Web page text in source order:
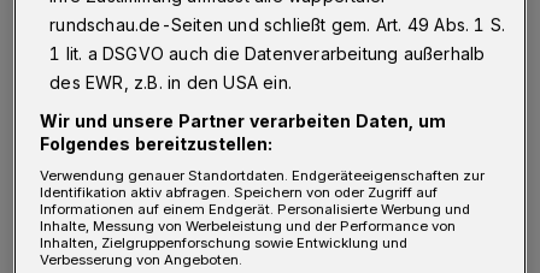
Fenster und Fassaden wurden erneuert und
energetisch verbessert. Neue Sanitär- und
Belüftungsanlagen stehen den Nutzern jetzt
zur Verfügung. Entsprechend seiner neuen
Nutzung ist das komplette Haus nach dem
Umbau barrierefrei, dafür sorgen ein neuer
Aufzug und ein Behinderten-WC. Die
rundschau.de-Seiten und schließt gem. Art. 49 Abs. 1 S.
1 lit. a DSGVO auch die Datenverarbeitung außerhalb
des EWR, z.B. in den USA ein.
Wir und unsere Partner verarbeiten Daten, um
Folgendes bereitzustellen:
Verwendung genauer Standortdaten. Endgeräteeigenschaften zur
Identifikation aktiv abfragen. Speichern von oder Zugriff auf
Informationen auf einem Endgerät. Personalisierte Werbung und
Inhalte, Messung von Werbeleistung und der Performance von
Inhalten, Zielgruppenforschung sowie Entwicklung und
Verbesserung von Angeboten.